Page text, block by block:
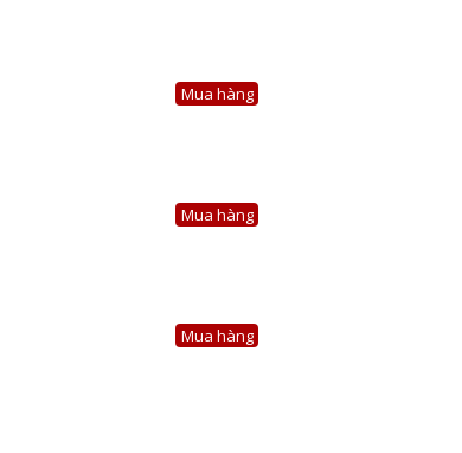
Mua hàng
Mua hàng
Mua hàng